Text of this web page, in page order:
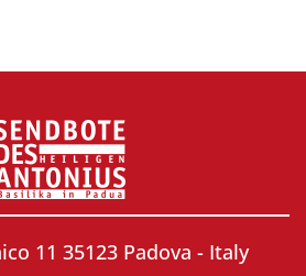
11 35123 Padova - Italy